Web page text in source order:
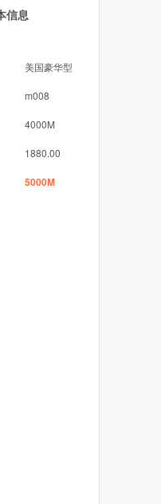
信息
美国豪华型
m008
4000M
1880.00
5000M